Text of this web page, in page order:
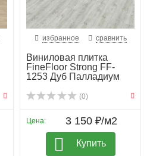
избранное сравнить
Виниловая плитка
FineFloor Strong FF-
1253 Дуб Палладиум
(0)
Цена: 3 150 ₽/м2
Купить